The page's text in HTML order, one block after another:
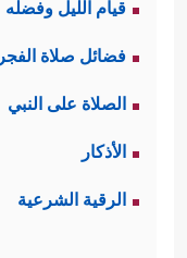
قيام الليل وفضله
فضائل صلاة الفجر
الصلاة على النبي
الأذكار
الرقية الشرعية